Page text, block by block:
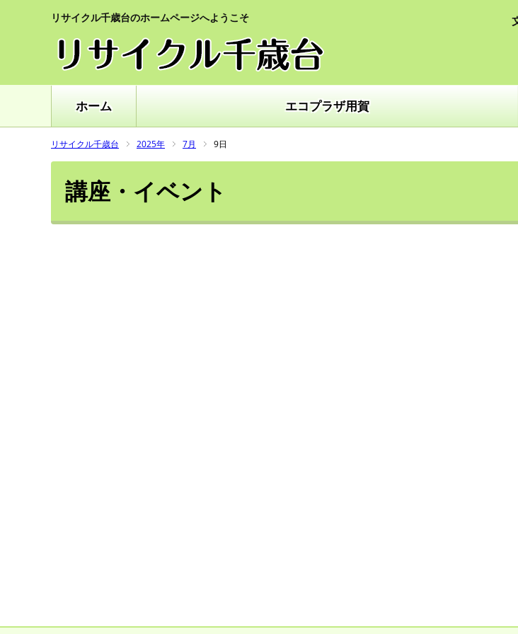
リサイクル千歳台のホームページへようこそ
ホーム エコプラザ用賀
リサイクル千歳台 2025年 7月 9日
講座・イベント